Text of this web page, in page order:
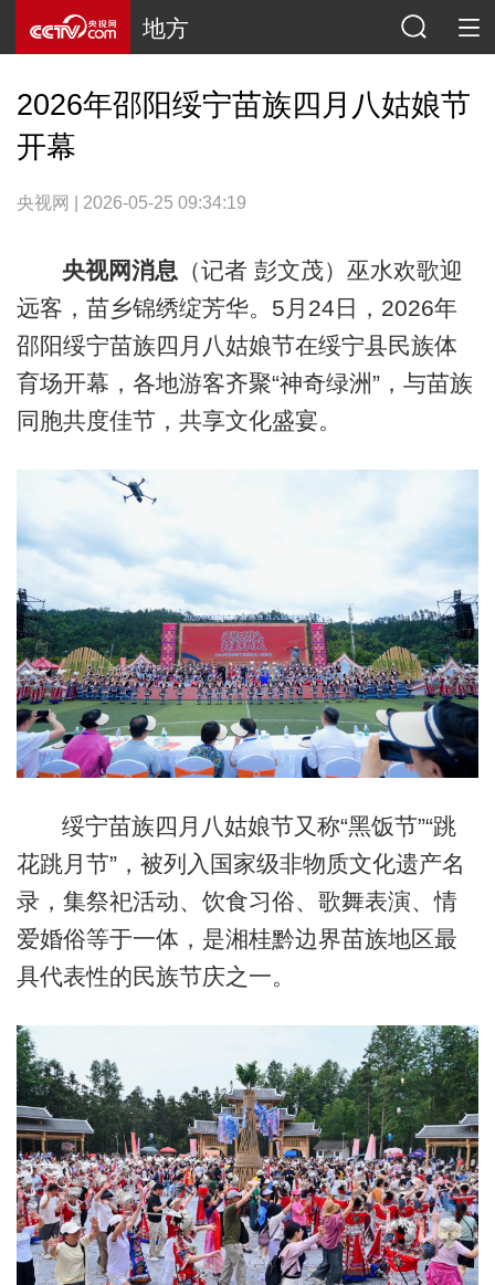
地方
2026年邵阳绥宁苗族四月八姑娘节
开幕
央视网 | 2026-05-25 09:34:19
央视网消息 （记者 彭文茂）巫水欢歌迎
远客，苗乡锦绣绽芳华。5月24日，2026年
邵阳绥宁苗族四月八姑娘节在绥宁县民族体
育场开幕，各地游客齐聚“神奇绿洲”，与苗族
同胞共度佳节，共享文化盛宴。
绥宁苗族四月八姑娘节又称“黑饭节”“跳
花跳月节”，被列入国家级非物质文化遗产名
录，集祭祀活动、饮食习俗、歌舞表演、情
爱婚俗等于一体，是湘桂黔边界苗族地区最
具代表性的民族节庆之一。